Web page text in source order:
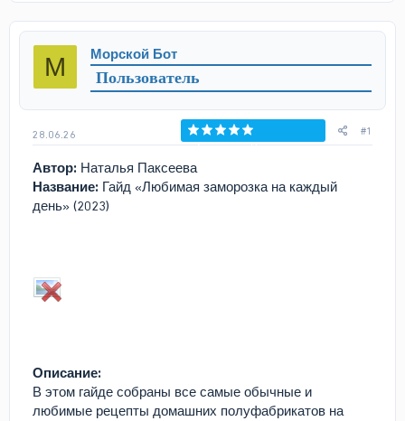
о
р
е
ы
а
ч
а
л
а
М Морской Бот
Пользователь
28.06.26
Голосов: 0
#1
Автор: Наталья Паксеева
Название: Гайд «Любимая заморозка на каждый
день» (2023)
Описание:
В этом гайде собраны все самые обычные и
любимые рецепты домашних полуфабрикатов на